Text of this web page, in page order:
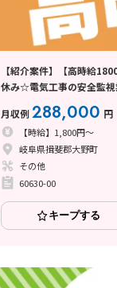
【紹介案件】【高時給
休み☆電気工事の安全監
月収例288,000 円
【時給】1,800円～
岐阜県揖斐郡大野町
その他
60630-00
キープする